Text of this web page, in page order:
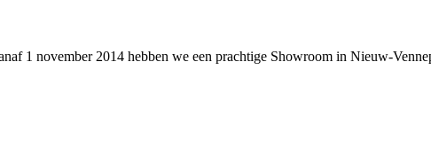
1 november 2014 hebben we een prachtige Showroom in Nieuw-